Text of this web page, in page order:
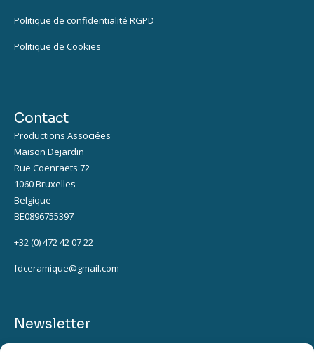
Politique de confidentialité RGPD
Politique de Cookies
Contact
Productions Associées
Maison Dejardin
Rue Coenraets 72
1060 Bruxelles
Belgique
BE0896755397
+32 (0) 472 42 07 22
fdceramique@gmail.com
Newsletter